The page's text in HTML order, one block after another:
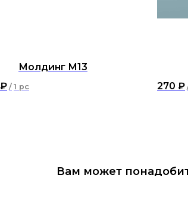
Молдинг М13
₽ / 1 pc
270 ₽
Вам может